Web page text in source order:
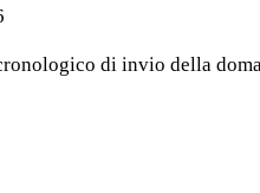
di invio della